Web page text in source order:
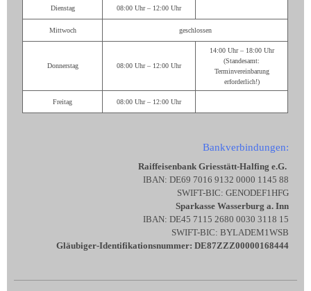
Dienstag 08:00 Uhr – 12:00 Uhr
Mittwoch geschlossen
Donnerstag 08:00 Uhr – 12:00 Uhr
14:00 Uhr – 18:00 Uhr
(Standesamt:
Terminvereinbarung
erforderlich!)
Freitag 08:00 Uhr – 12:00 Uhr
Bankverbindungen:
Raiffeisenbank Griesstätt-Halfing e.G.
IBAN: DE69 7016 9132 0000 1145 88
SWIFT-BIC: GENODEF1HFG
Sparkasse Wasserburg a. Inn
IBAN: DE45 7115 2680 0030 3118 15
SWIFT-BIC: BYLADEM1WSB
Gläubiger-Identifikationsnummer: DE87ZZZ00000168444